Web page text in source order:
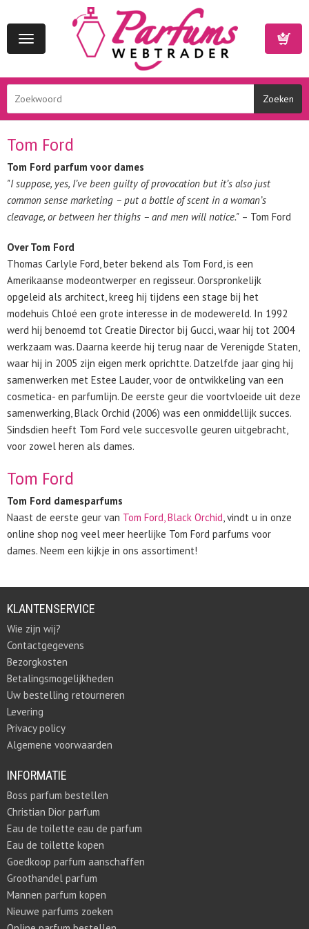
Toggle
navigation
Tom Ford
Tom Ford parfum voor dames
"I suppose, yes, I’ve been guilty of provocation but it’s also just
common sense marketing – put a bottle of scent in a woman’s
cleavage, or between her thighs – and men will notice." – Tom Ford
Over Tom Ford
Thomas Carlyle Ford, beter bekend als Tom Ford, is een
Amerikaanse modeontwerper en regisseur. Oorspronkelijk
opgeleid als architect, kreeg hij tijdens een stage bij het
modehuis Chloé een grote interesse in de modewereld. In 1992
werd hij benoemd tot Creatie Director bij Gucci, waar hij tot 2004
werkzaam was. Daarna keerde hij terug naar de Verenigde Staten,
waar hij in 2005 zijn eigen merk oprichtte. Datzelfde jaar ging hij
samenwerken met Estee Lauder, voor de ontwikkeling van een
cosmetica- en parfumlijn. De eerste geur die voortvloeide uit deze
samenwerking, Black Orchid (2006) was een onmiddellijk succes.
Sindsdien heeft Tom Ford vele succesvolle geuren uitgebracht,
voor zowel heren als dames.
Tom Ford
Tom Ford damesparfums
Naast de eerste geur van Tom Ford, Black Orchid, vindt u in onze
online shop nog veel meer heerlijke Tom Ford parfums voor
dames. Neem een kijkje in ons assortiment!
KLANTENSERVICE
Wie zijn wij?
Contactgegevens
Bezorgkosten
Betalingsmogelijkheden
Uw bestelling retourneren
Levering
Privacy policy
Algemene voorwaarden
INFORMATIE
Boss parfum bestellen
Christian Dior parfum
Eau de toilette eau de parfum
Eau de toilette kopen
Goedkoop parfum aanschaffen
Groothandel parfum
Mannen parfum kopen
Nieuwe parfums zoeken